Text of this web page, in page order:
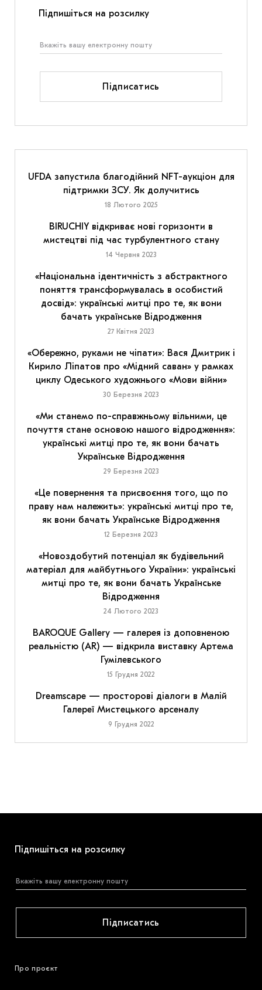
Підпишіться на розсилку
Підписатись
UFDA запустила благодійний NFT-аукціон для
підтримки ЗСУ. Як долучитись
18 Лютого 2025
BIRUCHIY відкриває нові горизонти в
мистецтві під час турбулентного стану
14 Червня 2023
«Національна ідентичність з абстрактного
поняття трансформувалась в особистий
досвід»: українські митці про те, як вони
бачать українське Відродження
27 Квітня 2023
«Обережно, руками не чіпати»: Вася Дмитрик і
Кирило Ліпатов про «Мідний саван» у рамках
циклу Одеського художнього «Мови війни»
30 Березня 2023
«Ми станемо по-справжньому вільними, це
почуття стане основою нашого відродження»:
українські митці про те, як вони бачать
Українське Відродження
29 Березня 2023
«Це повернення та присвоєння того, що по
праву нам належить»: українські митці про те,
як вони бачать Українське Відродження
12 Березня 2023
«Новоздобутий потенціал як будівельний
матеріал для майбутнього України»: українські
митці про те, як вони бачать Українське
Відродження
24 Лютого 2023
BAROQUE Gallery — галерея із доповненою
реальністю (AR) — відкрила виставку Артема
Гумілевського
15 Грудня 2022
Dreamscape — просторові діалоги в Малій
Галереї Мистецького арсеналу
9 Грудня 2022
Підпишіться на розсилку
Підписатись
Про проєкт